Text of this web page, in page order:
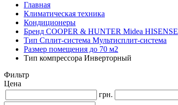
Главная
Климатическая техника
Кондиционеры
Бренд COOPER & HUNTER Midea HISENSE
Тип Сплит-система Мультисплит-система
Размер помещения до 70 м2
Тип компрессора Инверторный
Фильтр
Цена
грн.